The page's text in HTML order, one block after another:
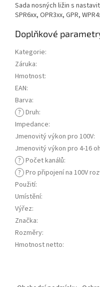
Sada nosných ližin s
SPR6xx, OPR3xx, GPR,
Doplňkové
Kategorie:
Záruka:
Hmotnost:
EAN:
Barva:
? Druh:
Impedance:
Jmenovitý výkon pro 100V:
Jmenovitý výkon pro 4-16
? Počet kanálů:
? Pro připojení na 100V
Použití:
Umístění:
Výřez:
Značka:
Rozměry:
Hmotnost netto: